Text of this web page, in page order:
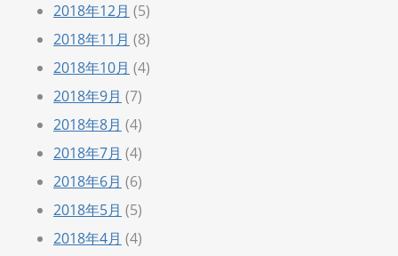
2018年12月 (5)
2018年11月 (8)
2018年10月 (4)
2018年9月 (7)
2018年8月 (4)
2018年7月 (4)
2018年6月 (6)
2018年5月 (5)
2018年4月 (4)